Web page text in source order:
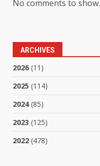
No comments to show.
ARCHIVES
2026 (11)
2025 (114)
2024(85)
2023 (125)
2022 (478)